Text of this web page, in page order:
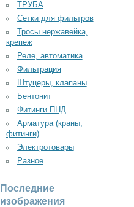
ТРУБА
Сетки для фильтров
Тросы нержавейка,
крепеж
Реле, автоматика
Фильтрация
Штуцеры, клапаны
Бентонит
Фитинги ПНД
Арматура (краны,
фитинги)
Электротовары
Разное
Последние
изображения